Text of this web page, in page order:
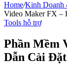
Home/Kinh Doanh
Video Maker FX –
Tools hỗ trợ
Phần Mềm
Dẫn Cài